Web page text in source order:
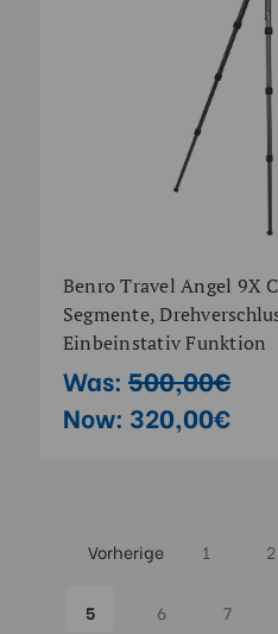
Benro Travel Angel 9X
Segmente,
Einbeinstativ Funktion
Was: 500,00€
Now: 320,00€
Vorherige 1 2
5 6 7